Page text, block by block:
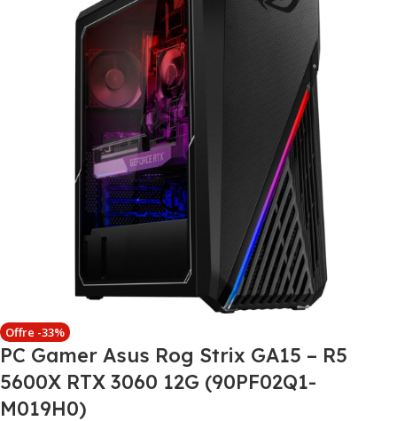
Offre -33%
PC Gamer Asus Rog Strix GA15 – R5
5600X RTX 3060 12G (90PF02Q1-
M019H0)